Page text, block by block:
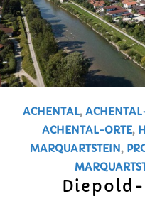
ACHENTAL,
ACHENTAL-ORTE,
MARQUARTSTEIN,